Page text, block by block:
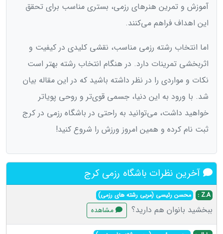
آموزش و تمرین هنرهای رزمی، بستری مناسب برای تحقق
این اهداف فراهم می‌کنند.
اما انتخاب رشته رزمی مناسب، نقشی کلیدی در کیفیت و
اثربخشی تمرینات دارد. در هنگام انتخاب رشته بهتر است
نکات و مواردی را در نظر داشته باشید که در این مقاله بیان
شد. با ورود به این دنیا، جسمی قوی‌تر و روحی پویاتر
خواهید داشت، می‌توانید به راحتی در باشگاه رزمی در کرج
ثبت نام کرده و همین امروز ورزش را شروع کنید!
آخرین نظرات باشگاه رزمی کرج
Z.A : محسن رئیسی (مربی رشته های رزمی)
ببخشید بانوان هم دارید؟ مشاهده